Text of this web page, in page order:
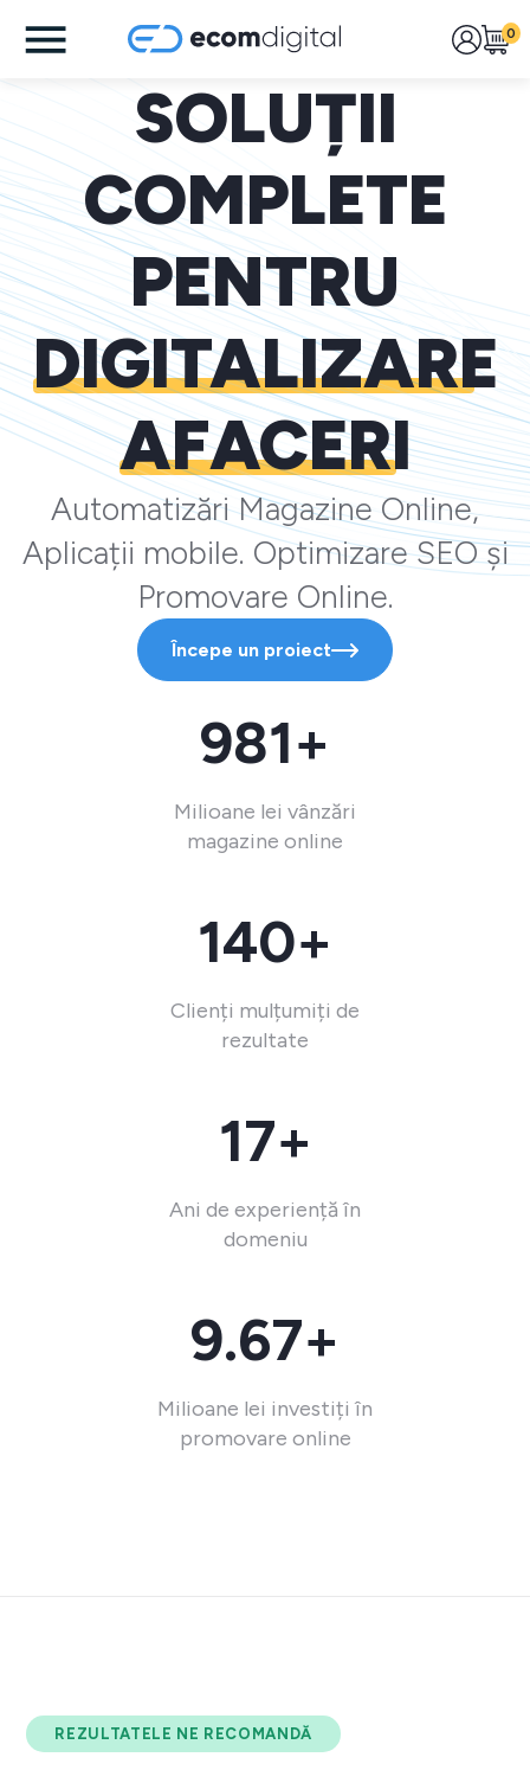
0
SOLUȚII
COMPLETE
PENTRU
DIGITALIZARE
AFACERI
Automatizări Magazine Online,
Aplicații mobile. Optimizare SEO și
Promovare Online.
Începe un proiect
981+
Milioane lei vânzări
magazine online
140+
Clienți mulțumiți de
rezultate
17+
Ani de experiență în
domeniu
9.67+
Milioane lei investiți în
promovare online
REZULTATELE NE RECOMANDĂ